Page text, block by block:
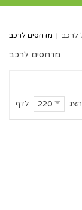
לרכב | מדחסים לרכב
מדחסים לרכב
הצג 220 לדף